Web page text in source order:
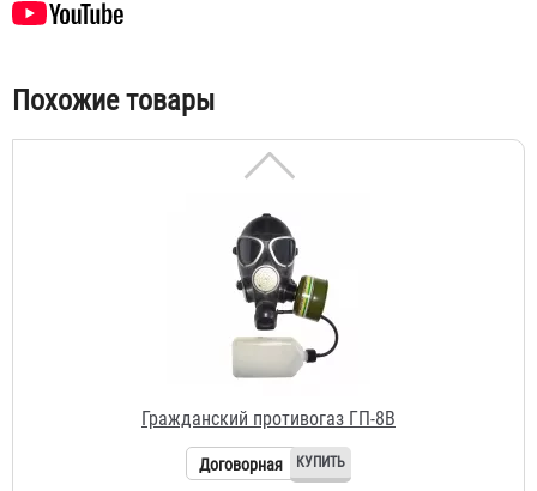
Похожие товары
Договорная
Гражданский противогаз ГП-7Б Универсал